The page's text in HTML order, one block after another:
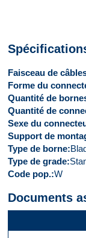
Faisceau de
Forme du
Quantité de
Quantité de
Sexe du
Support de
Type de borne
Type de grade
Code pop. W
Documents